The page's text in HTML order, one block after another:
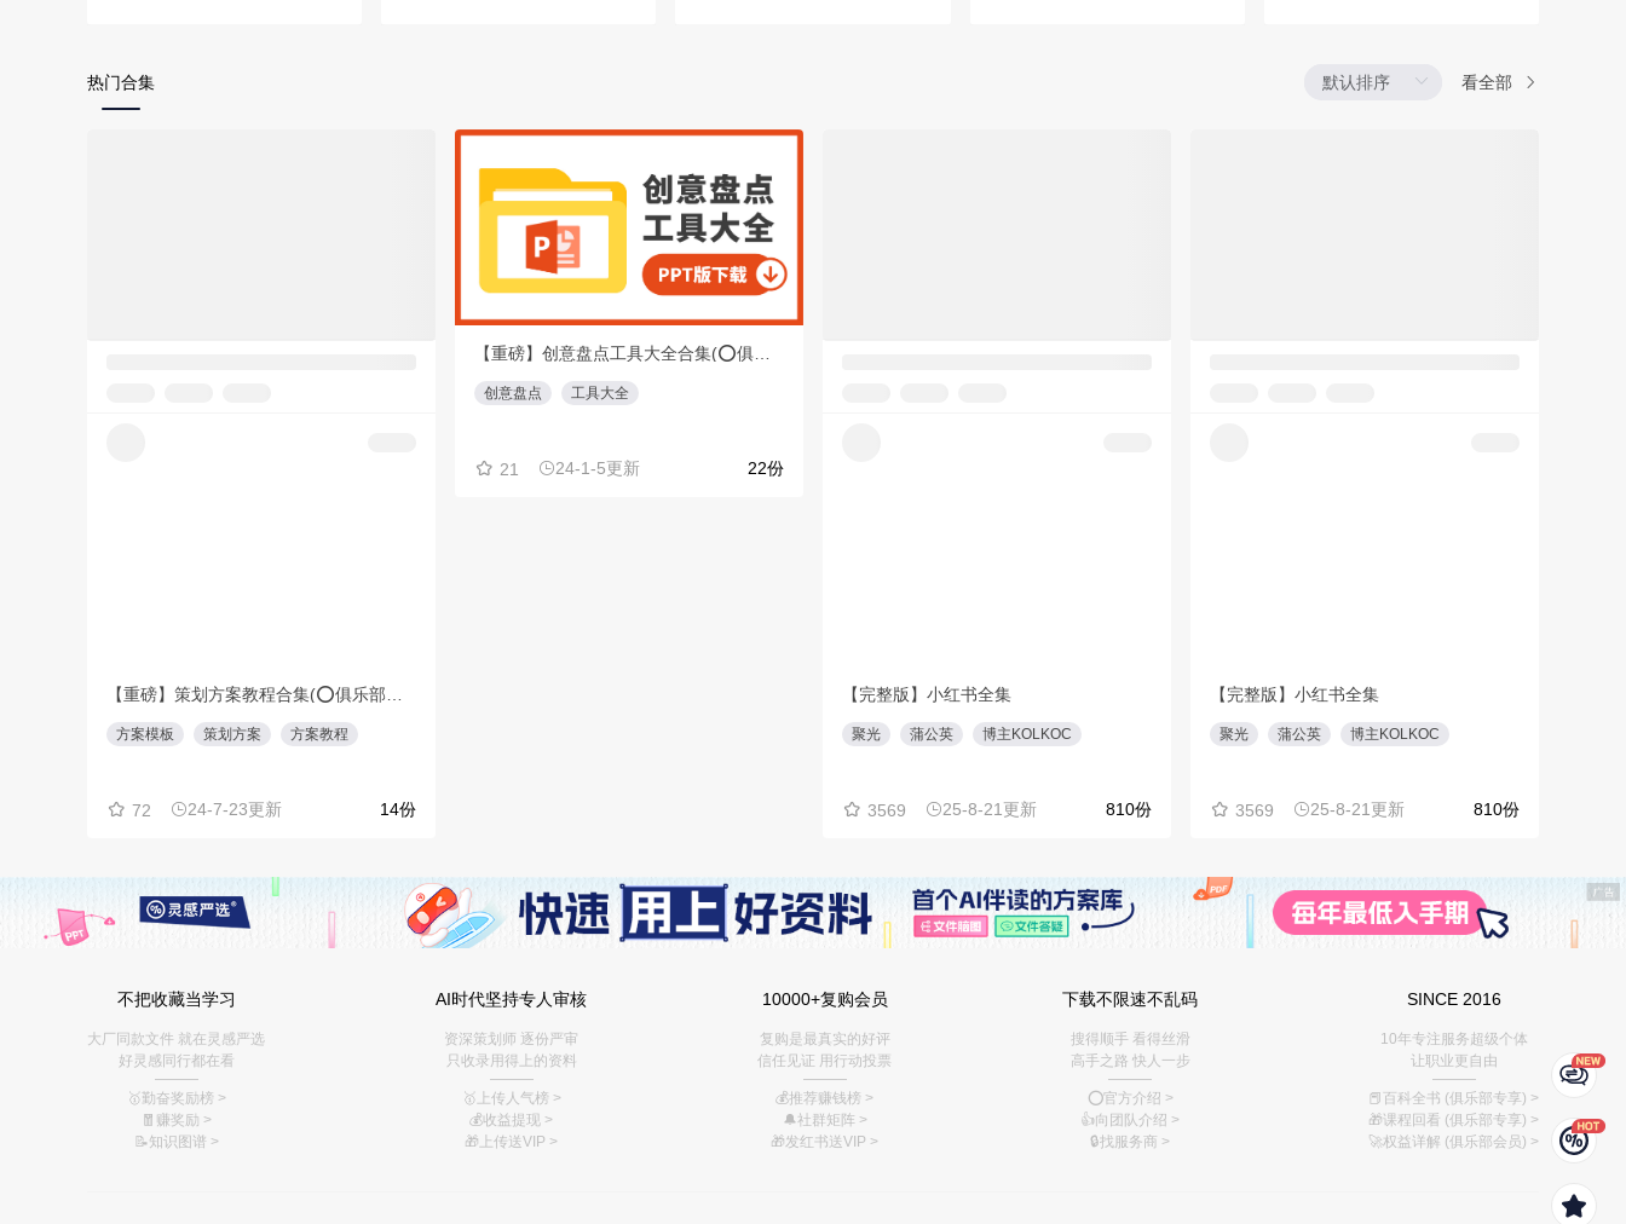
热门合集 看全部
创意盘点 工具大全
21 24-1-5更新 22份
不把收藏当学习
大厂同款文件 就在灵感严选
好灵感同行都在看
———
🥇勤奋奖励榜 >
🧧赚奖励 >
📝知识图谱 >
AI时代坚持专人审核
资深策划师 逐份严审
只收录用得上的资料
———
🥇上传人气榜 >
💰收益提现 >
🎁上传送VIP >
10000+复购会员
复购是最真实的好评
信任见证 用行动投票
———
💰推荐赚钱榜 >
🔔社群矩阵>
🎁发红书送VIP >
下载不限速不乱码
搜得顺手 看得丝滑
高手之路 快人一步
———
⭕️官方介绍 >
👍向团队介绍 >
🔒找服务商 >
SINCE 2016
10年专注服务超级个体
让职业更自由
———
📕百科全书 (俱乐部专享) >
🎁课程回看 (俱乐部专享) >
🚀权益详解 (俱乐部会员) >